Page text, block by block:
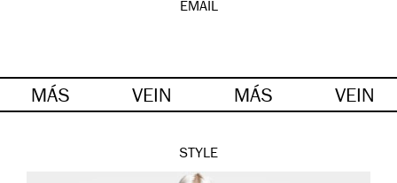
EMAIL
MÁS VEIN MÁS VEIN
STYLE